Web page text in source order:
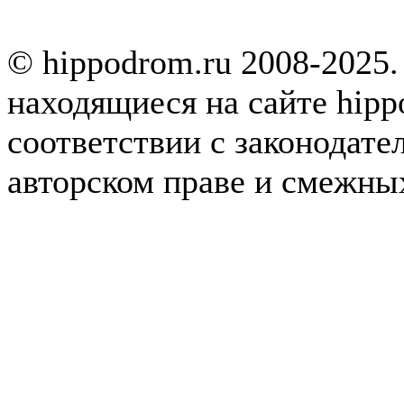
© hippodrom.ru 2008-
находящиеся на сайте
соответствии с
авторском праве и